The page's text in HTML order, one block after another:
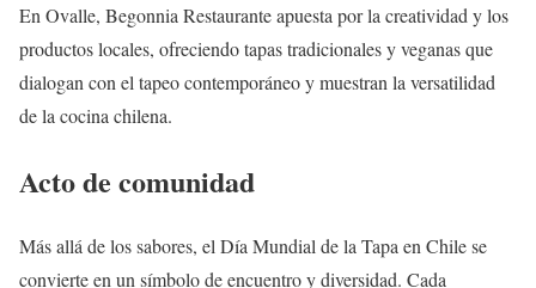
En Ovalle, Begonnia Restaurante apuesta por la creatividad y los
productos locales, ofreciendo tapas tradicionales y veganas que
dialogan con el tapeo contemporáneo y muestran la versatilidad
de la cocina chilena.
Acto de comunidad
Más allá de los sabores, el Día Mundial de la Tapa en Chile se
convierte en un símbolo de encuentro y diversidad. Cada